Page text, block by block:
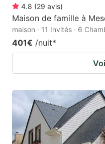
4.8 (29 avis)
Maison de famille à
maison · 11 Invités · 6
401€ /nuit*